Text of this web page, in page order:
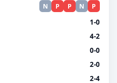
N P P N P
1-0
4-2
0-0
2-0
2-4